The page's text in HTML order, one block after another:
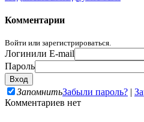
Комментарии
Войти или зарегистрироваться.
Логинили E-mail
Пароль
ЗапомнитьЗабыли пароль? |
Комментариев нет